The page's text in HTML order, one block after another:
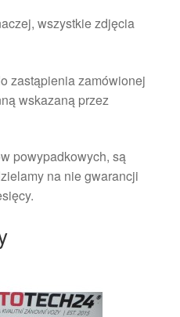
wszystkie zdjęcia
zastąpienia zamówionej
wskazaną przez
powypadkowych, są
na nie gwarancji